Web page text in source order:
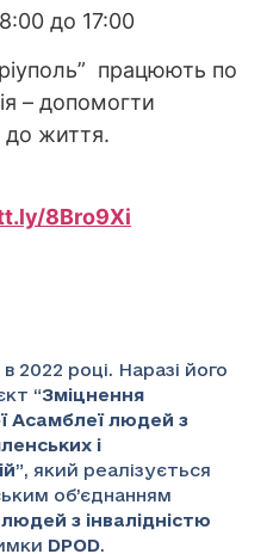
до 17:00
працюють по
– допомогти
до життя.
8Bro9Xi
2022 році. Наразі його
“Зміцнення
Асамблеї людей з
і
”, який реалізується
об’єднанням
з інвалідністю
DPOD.